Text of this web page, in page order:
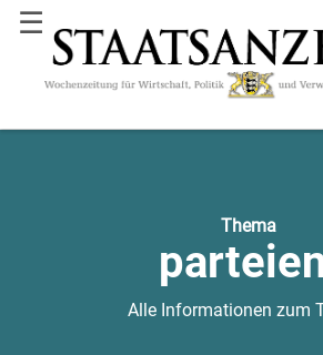
☰
Thema
Alle Informationen zum